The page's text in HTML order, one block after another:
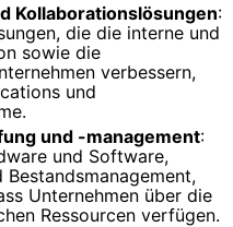
Kollaborationslösungen:
die die interne und
sowie die
verbessern,
und
und -management:
und Software,
Unternehmen über die
Ressourcen verfügen.